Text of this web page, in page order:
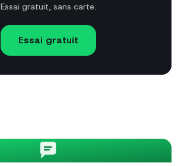
Essai gratuit, sans carte.
Essai gratuit